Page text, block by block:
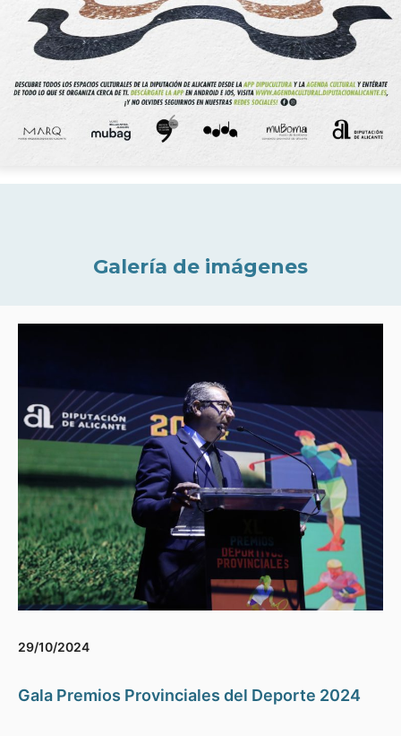
Galería de imágenes
29/10/2024
Gala Premios Provinciales del Deporte 2024